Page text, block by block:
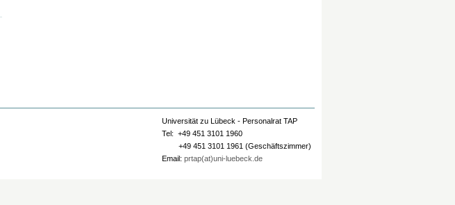
Universität zu Lübeck - Personalrat TAP
Tel: +49 451 3101 1960
+49 451 3101 1961 (Geschäftszimmer)
Email: prtap(at)uni-luebeck.de